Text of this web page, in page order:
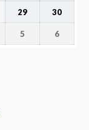
29 30
5 6